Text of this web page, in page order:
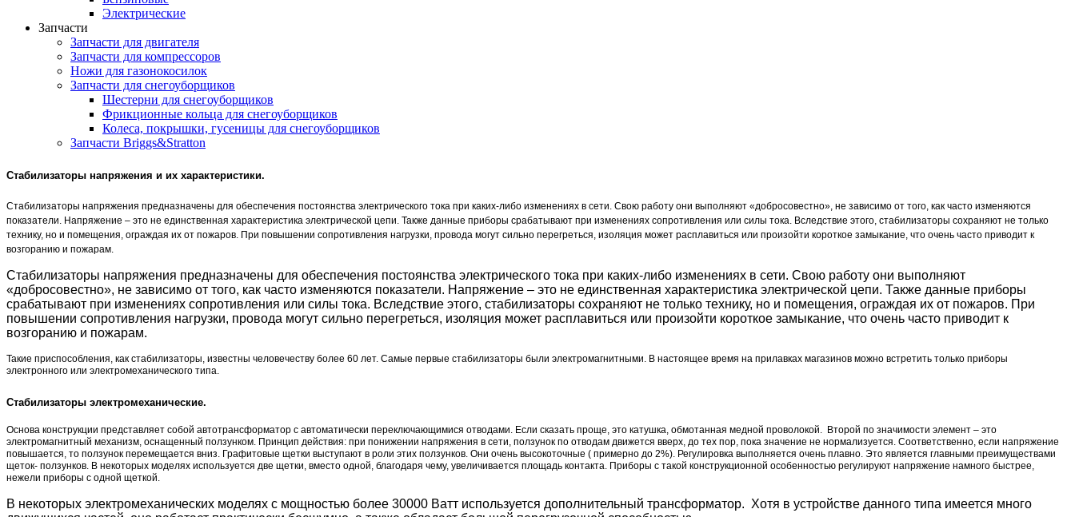
Электрические
Запчасти
Запчасти для двигателя
Запчасти для компрессоров
Ножи для газонокосилок
Запчасти для снегоуборщиков
Шестерни для снегоуборщиков
Фрикционные кольца для снегоуборщиков
Колеса, покрышки, гусеницы для снегоуборщиков
Запчасти Briggs&Stratton
Стабилизаторы напряжения и их характеристики.
Стабилизаторы напряжения предназначены для обеспечения постоянства электрического тока при каких-либо изменениях в сети. Свою работу они выполняют «добросовестно», не зависимо от того, как часто изменяются
показатели. Напряжение – это не единственная характеристика электрической цепи. Также данные приборы срабатывают при изменениях сопротивления или силы тока. Вследствие этого, стабилизаторы сохраняют не только
технику, но и помещения, ограждая их от пожаров. При повышении сопротивления нагрузки, провода могут сильно перегреться, изоляция может расплавиться или произойти короткое замыкание, что очень часто приводит к
возгоранию и пожарам.
Стабилизаторы напряжения предназначены для обеспечения постоянства электрического тока при каких-либо изменениях в сети. Свою работу они выполняют
«добросовестно», не зависимо от того, как часто изменяются показатели. Напряжение – это не единственная характеристика электрической цепи. Также данные приборы
срабатывают при изменениях сопротивления или силы тока. Вследствие этого, стабилизаторы сохраняют не только технику, но и помещения, ограждая их от пожаров. При
повышении сопротивления нагрузки, провода могут сильно перегреться, изоляция может расплавиться или произойти короткое замыкание, что очень часто приводит к
возгоранию и пожарам.
Такие приспособления, как стабилизаторы, известны человечеству более 60 лет. Самые первые стабилизаторы были электромагнитными. В настоящее время на прилавках магазинов можно встретить только приборы
электронного или электромеханического типа.
Стабилизаторы электромеханические.
Основа конструкции представляет собой автотрансформатор с автоматически переключающимися отводами. Если сказать проще, это катушка, обмотанная медной проволокой. Второй по значимости элемент – это
электромагнитный механизм, оснащенный ползунком. Принцип действия: при понижении напряжения в сети, ползунок по отводам движется вверх, до тех пор, пока значение не нормализуется. Соответственно, если напряжение
повышается, то ползунок перемещается вниз. Графитовые щетки выступают в роли этих ползунков. Они очень высокоточные ( примерно до 2%). Регулировка выполняется очень плавно. Это является главными преимуществами
щеток- ползунков. В некоторых моделях используется две щетки, вместо одной, благодаря чему, увеличивается площадь контакта. Приборы с такой конструкционной особенностью регулируют напряжение намного быстрее,
нежели приборы с одной щеткой.
В некоторых электромеханических моделях с мощностью более 30000 Ватт используется дополнительный трансформатор. Хотя в устройстве данного типа имеется много